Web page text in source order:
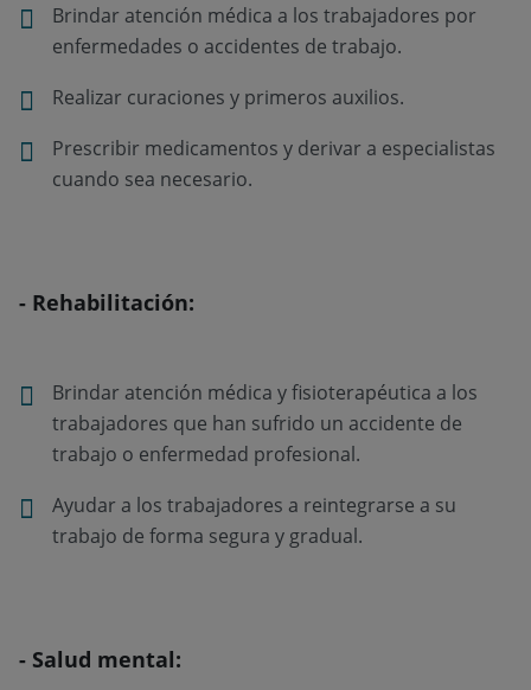
Brindar atención médica a los trabajadores por
enfermedades o accidentes de trabajo.
Realizar curaciones y primeros auxilios.
Prescribir medicamentos y derivar a especialistas
cuando sea necesario.
- Rehabilitación:
Brindar atención médica y fisioterapéutica a los
trabajadores que han sufrido un accidente de
trabajo o enfermedad profesional.
Ayudar a los trabajadores a reintegrarse a su
trabajo de forma segura y gradual.
- Salud mental: